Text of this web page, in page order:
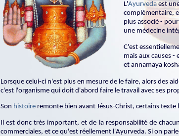
L'Ayurveda est
complémentaire,
plus associé -
une médecine
C'est
mais aux causes
et annamaya
Lorsque celui-ci n'est plus en mesure de le faire, alors des
c'est l'organisme qui doit d'abord faire le travail avec ses
Son histoire remonte bien avant Jésus-Christ, certains
Il est donc très important, et de la responsabilité de
commerciales, et ce qu'est réellement l'Ayurveda. Si on